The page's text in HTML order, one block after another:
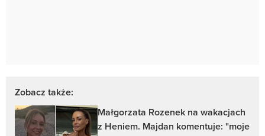
Zobacz także:
Małgorzata Rozenek na wakacjach
z Heniem. Majdan komentuje: "moje